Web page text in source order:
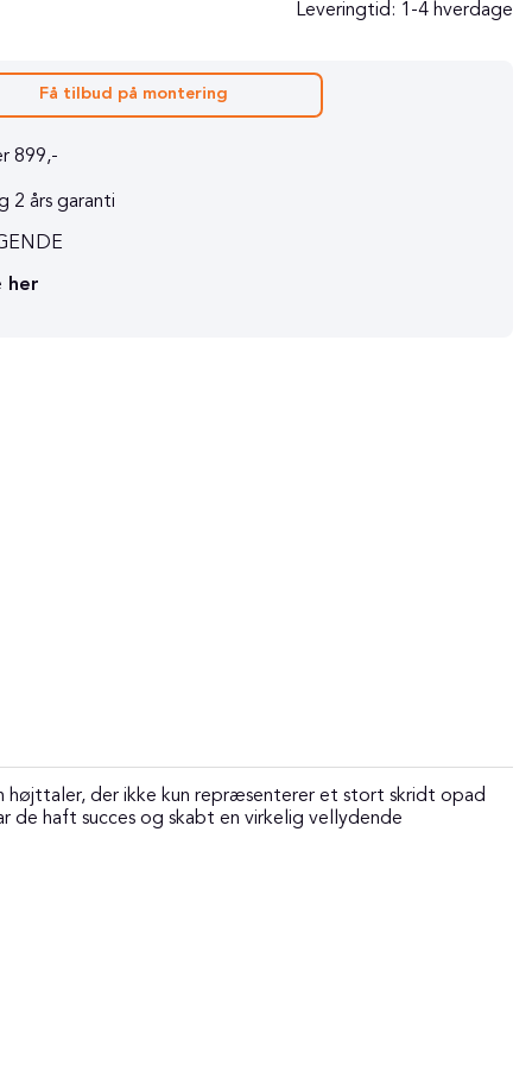
Leveringtid: 1-4 hverdage
Få tilbud på montering
899,-
2 års garanti
her
der ikke kun repræsenterer et stort skridt opad
haft succes og skabt en virkelig vellydende